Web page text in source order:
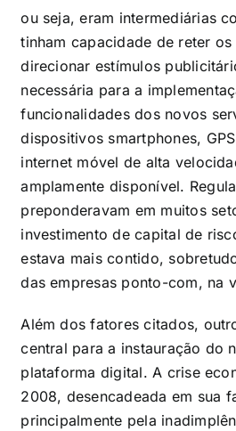
ou seja, eram intermediárias
tinham capacidade de reter os
direcionar estímulos
necessária para a
funcionalidades dos novos
dispositivos smartphones,
internet móvel de alta
amplamente disponível.
preponderavam em muitos
investimento de capital de
estava mais contido,
das empresas ponto-com, na
Além dos fatores citados,
central para a instauração do
plataforma digital. A crise
2008, desencadeada em sua
principalmente pela